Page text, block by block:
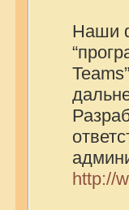
Наши
http://